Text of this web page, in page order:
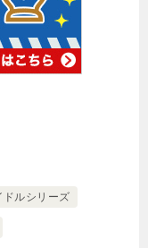
ドルシリーズ